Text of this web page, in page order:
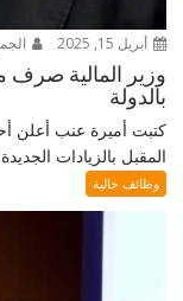
أبريل 15, 2025
وزير المالية صرف
بالدولة
كتبت أميرة عنب أعلن
المقبل بالزيادات
وظائف خالية